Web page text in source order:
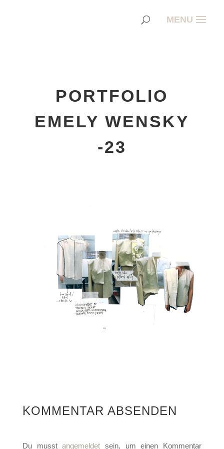
PORTFOLIO
EMELY WENSKY
-23
KOMMENTAR ABSENDEN
Du musstangemeldet sein, um einen Kommentar